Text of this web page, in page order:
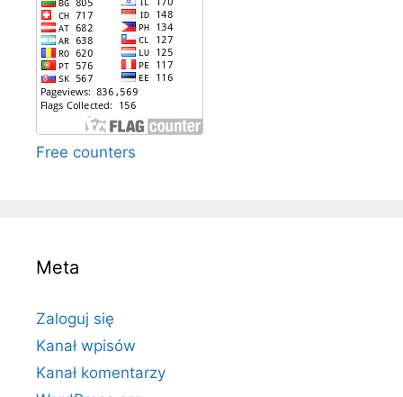
Free counters
Meta
Zaloguj się
Kanał wpisów
Kanał komentarzy